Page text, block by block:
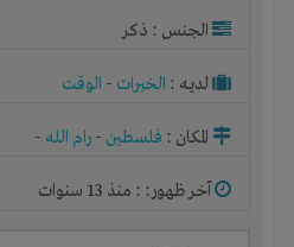
الجنس : ذكر
لديـه : الخبرات - الوقت
المكان : فلسطين - رام الله -
آخر ظهور: : منذ 13 سنوات